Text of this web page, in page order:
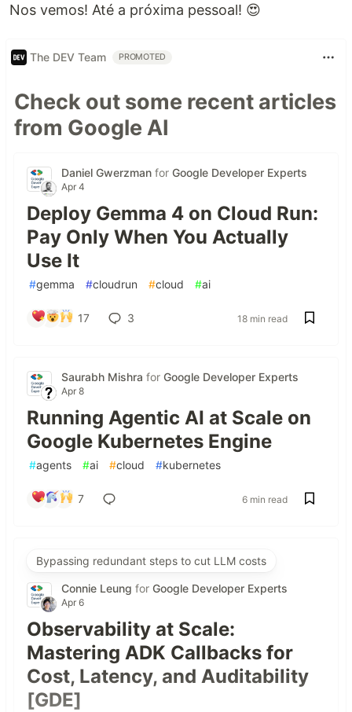
Nos vemos! Até a próxima pessoal! 😍
The DEV Team PROMOTED
Check out some recent articles
from Google AI
Daniel Gwerzman for Google Developer Experts
Apr 4
Deploy Gemma 4 on Cloud Run:
Pay Only When You Actually
Use It
#gemma #cloudrun #cloud #ai
17 3 18 min read
Saurabh Mishra for Google Developer Experts
Apr 8
Running Agentic AI at Scale on
Google Kubernetes Engine
#agents #ai #cloud #kubernetes
7 6 min read
Bypassing redundant steps to cut LLM costs
Connie Leung for Google Developer Experts
Apr 6
Observability at Scale:
Mastering ADK Callbacks for
Cost, Latency, and Auditability
[GDE]